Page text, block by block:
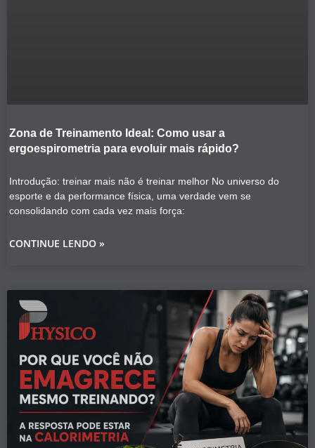
Zona de Treinamento Ideal: Como usar a
ergoespirometria para evoluir mais rápido?
Introdução: treinar mais não é treinar melhor No universo do
esporte e da performance física, uma verdade vem se
consolidando com cada vez mais força:
CONTINUE LENDO »